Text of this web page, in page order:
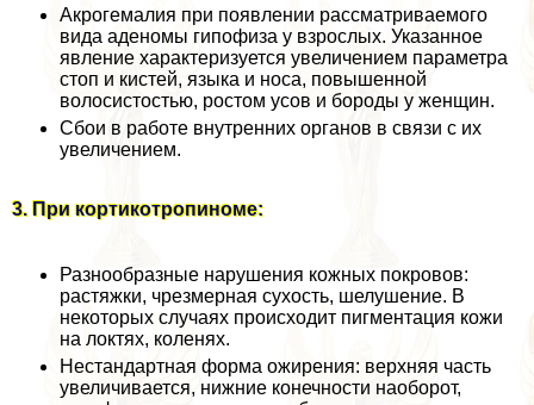
Акрогемалия при появлении рассматриваемого
вида аденомы гипофиза у взрослых. Указанное
явление хаpaктеризуется увеличением параметра
стоп и кистей, языка и носа, повышенной
волосистостью, ростом усов и бороды у женщин.
Сбои в работе внутренних органов в связи с их
увеличением.
3. При кортикотропиноме:
Разнообразные нарушения кожных покровов:
растяжки, чрезмерная сухость, шелушение. В
некоторых случаях происходит пигментация кожи
на локтях, коленях.
Нестандартная форма ожирения: верхняя часть
увеличивается, нижние конечности наоборот,